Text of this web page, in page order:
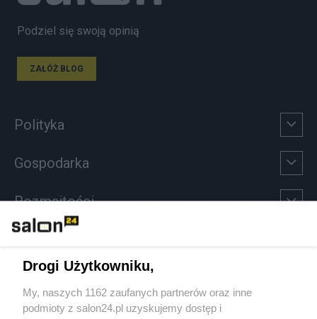
Podziel się swoją opinią
ZAŁÓŻ BLOG
Polityka
Gospodarka
Rozmaitości
Sport
Drogi Użytkowniku,
My, naszych 1162 zaufanych partnerów oraz inne
podmioty z salon24.pl uzyskujemy dostęp i